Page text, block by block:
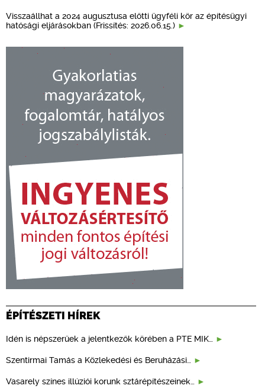
Visszaállhat a 2024 augusztusa előtti ügyféli kör az építésügyi
hatósági eljárásokban (Frissítés: 2026.06.15.)
ÉPÍTÉSZETI HÍREK
Idén is népszerűek a jelentkezők körében a PTE MIK…
Szentirmai Tamás a Közlekedési és Beruházási…
Vasarely színes illúziói korunk sztárépítészeinek…